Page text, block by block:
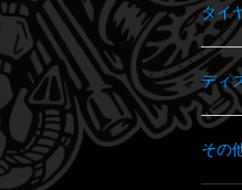
タイ
ディ
その